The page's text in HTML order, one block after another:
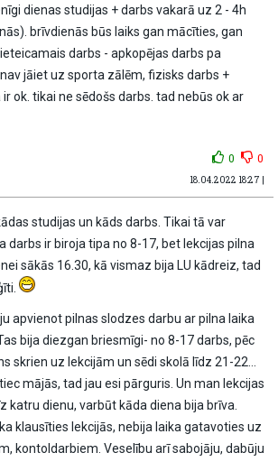
dienas studijas + darbs vakarā uz 2 - 4h
brīvdienās būs laiks gan mācīties, gan
darbs - apkopējas darbs pa
jāiet uz sporta zālēm, fizisks darbs +
ok. tikai ne sēdošs darbs. tad nebūs ok ar
0 0
18.04.2022 18:27 |
studijas un kāds darbs. Tikai tā var
darbs ir biroja tipa no 8-17, bet lekcijas pilna
sākās 16.30, kā vismaz bija LU kādreiz, tad
apvienot pilnas slodzes darbu ar pilna laika
bija diezgan briesmīgi- no 8-17 darbs, pēc
skrien uz lekcijām un sēdi skolā līdz 21-22…
mājās, tad jau esi pārguris. Un man lekcijas
katru dienu, varbūt kāda diena bija brīva.
klausīties lekcijās, nebija laika gatavoties uz
kontoldarbiem. Veselību arī sabojāju, dabūju